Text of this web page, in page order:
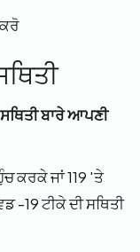
ਬਾਰੇ ਆਪਣੀ
ਕਰਕੇ ਜਾਂ 119 'ਤੇ
-19 ਟੀਕੇ ਦੀ ਸਥਿਤੀ